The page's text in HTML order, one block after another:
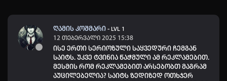
ღამის კოშმარი - LVL 1
12 თებერვალი 2025 15:38
ისე ერთი სერიოზული საყვედური ჩემგან
საიტს. უკვე ტვინია წაჭმული ამ რეკლამებით.
მესმის რომ რეკლამებით არსებობთ მაგრამ
აუცილებელია? საიტს ზედიზედ ოთხჯერ